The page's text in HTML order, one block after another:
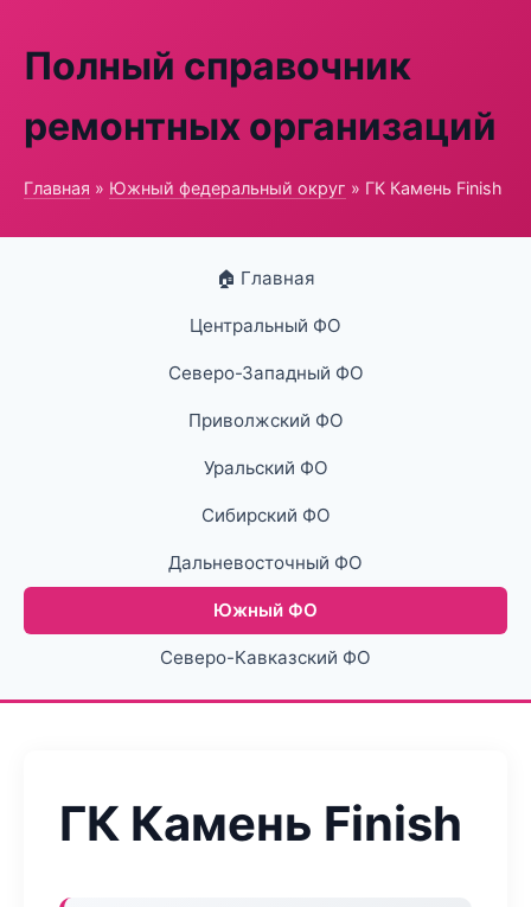
Полный справочник
ремонтных организаций
Главная » Южный федеральный округ » ГК Камень Finish
🏠 Главная
Центральный ФО
Северо-Западный ФО
Приволжский ФО
Уральский ФО
Сибирский ФО
Дальневосточный ФО
Южный ФО
Северо-Кавказский ФО
ГК Камень Finish